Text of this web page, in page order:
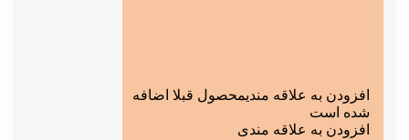
افزودن به علاقه مندیمحصول قبلا اضافه
شده است
افزودن به علاقه مندی